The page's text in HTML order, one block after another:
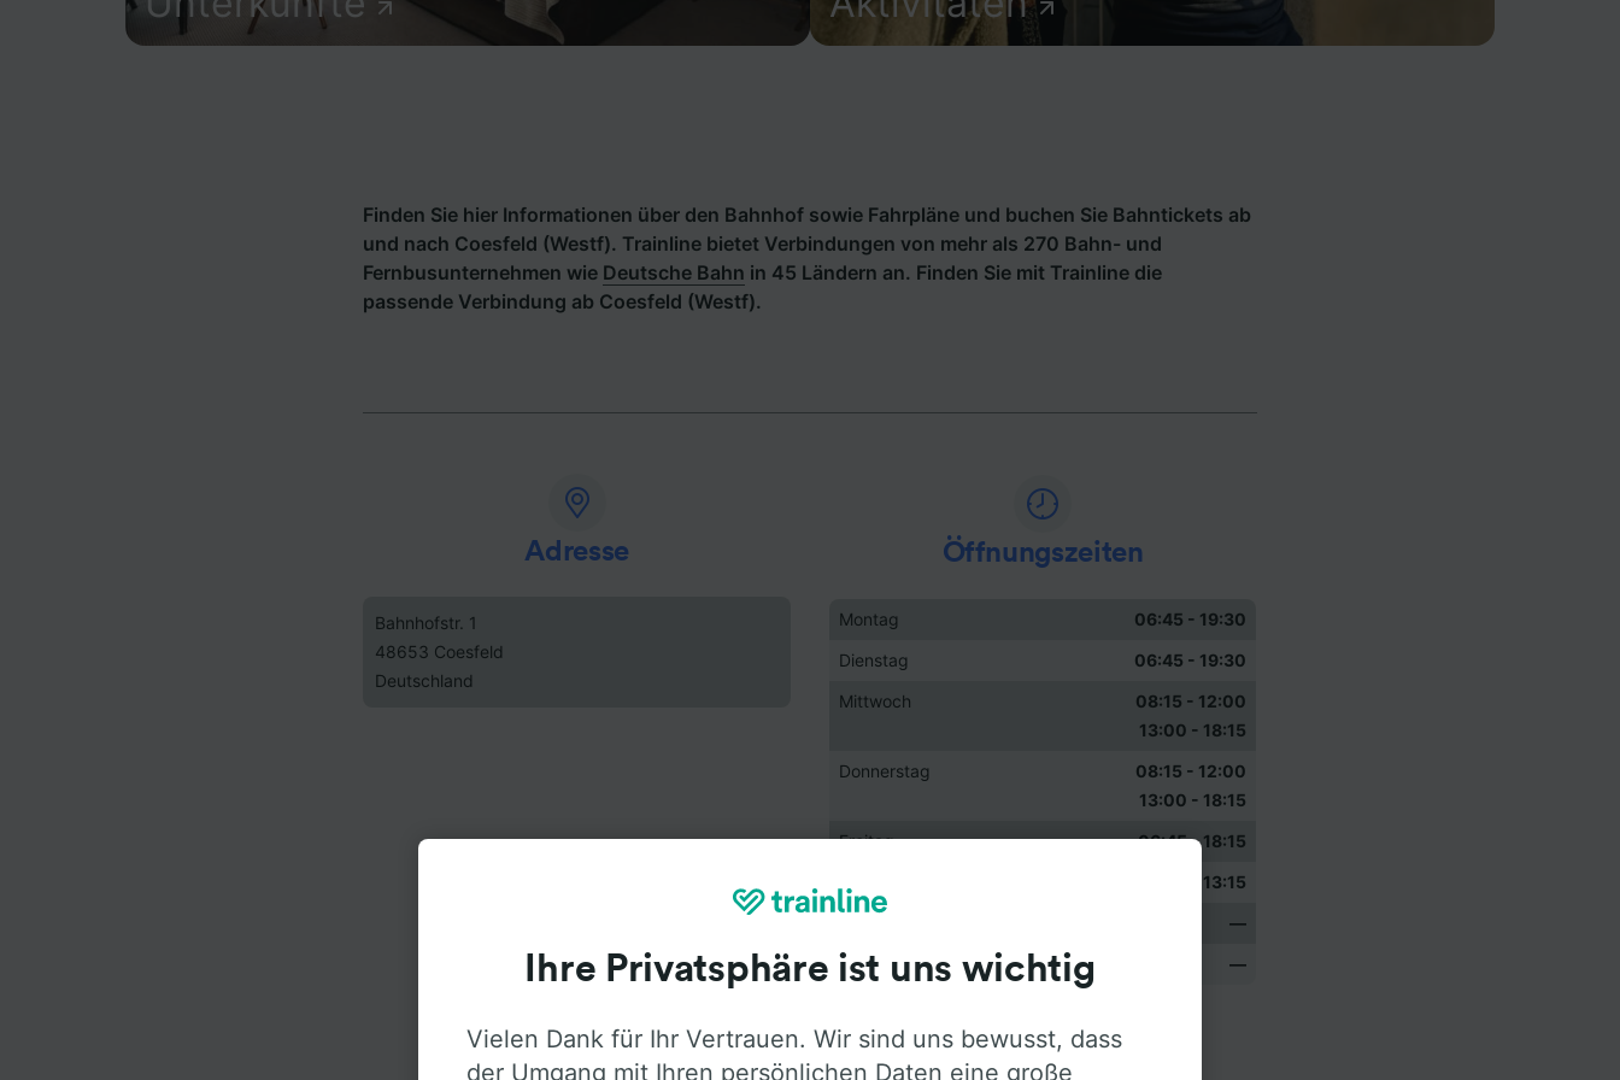
Finden Sie hier Informationen über den Bahnhof sowie Fahrpläne und buchen Sie Bahntickets ab
und nach Coesfeld (Westf). Trainline bietet Verbindungen von mehr als 270 Bahn- und
Fernbusunternehmen wie Deutsche Bahn in 45 Ländern an. Finden Sie mit Trainline die
passende Verbindung ab Coesfeld (Westf).
Adresse
Bahnhofstr. 1
48653 Coesfeld
Deutschland
Öffnungszeiten
Montag
06:45 - 19:30
Dienstag
06:45 - 19:30
Mittwoch
08:15 - 12:00
13:00 - 18:15
Donnerstag
08:15 - 12:00
13:00 - 18:15
Freitag
06:45 - 18:15
08:15 - 13:15
—
Urlaub
—
Ihre Privatsphäre ist uns wichtig
Vielen Dank für Ihr Vertrauen. Wir sind uns bewusst, dass
der Umgang mit Ihren persönlichen Daten eine große